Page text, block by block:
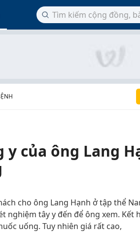
y của ông Lang
cho ông Lang Hạnh ở tập thể
nghiệm tây y đến để ông xem. Kết
uống. Tuy nhiên giá rất cao,